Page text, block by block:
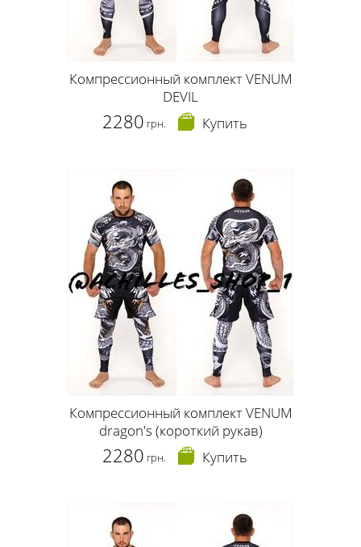
Компрессионный комплект VENUM
DEVIL
2280 грн. Купить
Компрессионный комплект VENUM
dragon's (короткий рукав)
2280 грн. Купить